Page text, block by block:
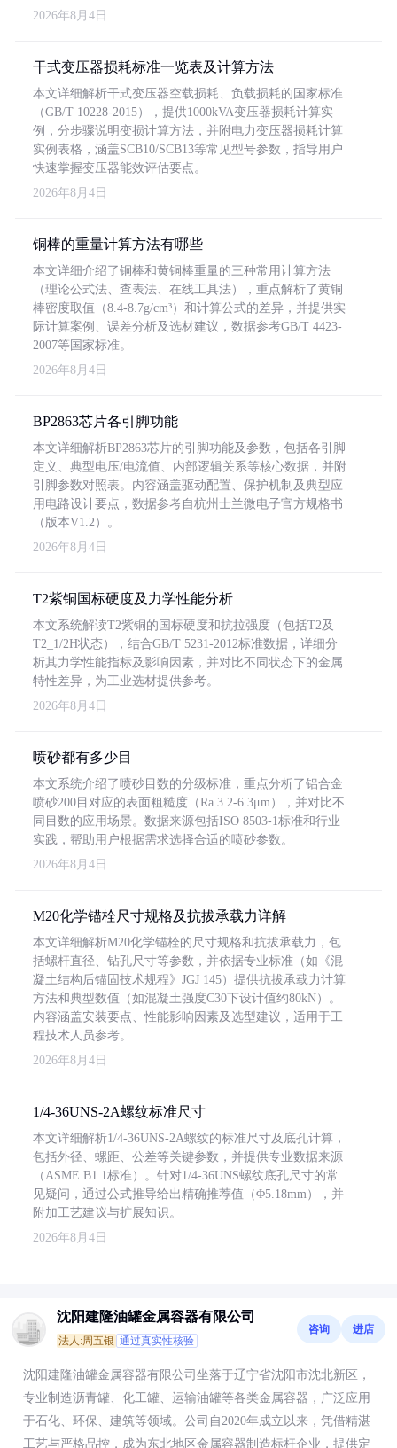
2026年8月4日
干式变压器损耗标准一览表及计算方法
本文详细解析干式变压器空载损耗、负载损耗的国家标准
（GB/T 10228-2015），提供1000kVA变压器损耗计算实
例，分步骤说明变损计算方法，并附电力变压器损耗计算
实例表格，涵盖SCB10/SCB13等常见型号参数，指导用户
快速掌握变压器能效评估要点。
2026年8月4日
铜棒的重量计算方法有哪些
本文详细介绍了铜棒和黄铜棒重量的三种常用计算方法
（理论公式法、查表法、在线工具法），重点解析了黄铜
棒密度取值（8.4-8.7g/cm³）和计算公式的差异，并提供实
际计算案例、误差分析及选材建议，数据参考GB/T 4423-
2007等国家标准。
2026年8月4日
BP2863芯片各引脚功能
本文详细解析BP2863芯片的引脚功能及参数，包括各引脚
定义、典型电压/电流值、内部逻辑关系等核心数据，并附
引脚参数对照表。内容涵盖驱动配置、保护机制及典型应
用电路设计要点，数据参考自杭州士兰微电子官方规格书
（版本V1.2）。
2026年8月4日
T2紫铜国标硬度及力学性能分析
本文系统解读T2紫铜的国标硬度和抗拉强度（包括T2及
T2_1/2H状态），结合GB/T 5231-2012标准数据，详细分
析其力学性能指标及影响因素，并对比不同状态下的金属
特性差异，为工业选材提供参考。
2026年8月4日
喷砂都有多少目
本文系统介绍了喷砂目数的分级标准，重点分析了铝合金
喷砂200目对应的表面粗糙度（Ra 3.2-6.3μm），并对比不
同目数的应用场景。数据来源包括ISO 8503-1标准和行业
实践，帮助用户根据需求选择合适的喷砂参数。
2026年8月4日
M20化学锚栓尺寸规格及抗拔承载力详解
本文详细解析M20化学锚栓的尺寸规格和抗拔承载力，包
括螺杆直径、钻孔尺寸等参数，并依据专业标准（如《混
凝土结构后锚固技术规程》JGJ 145）提供抗拔承载力计算
方法和典型数值（如混凝土强度C30下设计值约80kN）。
内容涵盖安装要点、性能影响因素及选型建议，适用于工
程技术人员参考。
2026年8月4日
1/4-36UNS-2A螺纹标准尺寸
本文详细解析1/4-36UNS-2A螺纹的标准尺寸及底孔计算，
包括外径、螺距、公差等关键参数，并提供专业数据来源
（ASME B1.1标准）。针对1/4-36UNS螺纹底孔尺寸的常
见疑问，通过公式推导给出精确推荐值（Φ5.18mm），并
附加工艺建议与扩展知识。
2026年8月4日
沈阳建隆油罐金属容器有限公司
法人:周五银 通过真实性核验
咨询 进店
沈阳建隆油罐金属容器有限公司坐落于辽宁省沈阳市沈北新区，
专业制造沥青罐、化工罐、运输油罐等各类金属容器，广泛应用
于石化、环保、建筑等领域。公司自2020年成立以来，凭借精湛
工艺与严格品控，成为东北地区金属容器制造标杆企业，提供定